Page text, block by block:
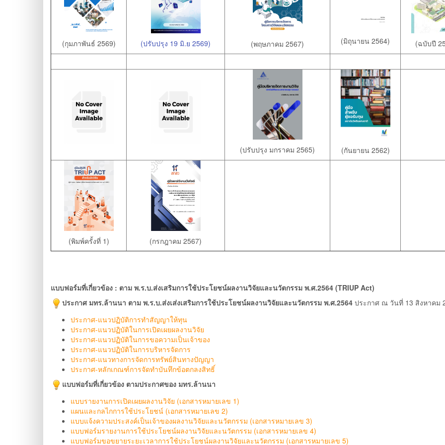
(กุมภาพันธ์ 2569) (ปรับปรุง 19 มิ.ย 2569) (พฤษภาคม 2567) (มิถุนายน 2564) (ฉบับปี
(ปรับปรุง มกราคม 2565) (กันยายน 2562)
(พิมพ์ครั้งที่ 1) (กรกฎาคม 2567)
แบบฟอร์มที่เกี่ยวข้อง : ตาม พ.ร.บ.ส่งเสริมการใช้ประโยชน์ผลงานวิจัยและนวัตกรรม พ.ศ.2564 (TRIUP Act)
ประกาศ มทร.ล้านนา ตาม พ.ร.บ.ส่งเส่งเสริมการใช้ประโยชน์ผลงานวิจัยและนวัตกรรม พ.ศ.2564 ประกาศ ณ วันที่ 13 สิงหาคม
ประกาศ-แนวปฏิบัติการทำสัญญาให้ทุน
ประกาศ-แนวปฏิบัติในการเปิดเผยผลงานวิจัย
ประกาศ-แนวปฏิบัติในการขอความเป็นเจ้าของ
ประกาศ-แนวปฏิบัติในการบริหารจัดการ
ประกาศ-แนวทางการจัดการทรัพย์สินทางปัญญา
ประกาศ-หลักเกณฑ์การจัดทำบันทึกข้อตกลงสิทธิ์
แบบฟอร์มที่เกี่ยวข้อง ตามประกาศของ มทร.ล้านนา
แบบรายงานการเปิดเผยผลงานวิจัย (เอกสารหมายเลข 1)
แผนและกลไกการใช้ประโยชน์ (เอกสารหมายเลข 2)
แบบแจ้งความประสงค์เป็นเจ้าของผลงานวิจัยและนวัตกรรม (เอกสารหมายเลข 3)
แบบฟอร์มรายงานการใช้ประโยชน์ผลงานวิจัยและนวัตกรรม (เอกสารหมายเลข 4)
แบบฟอร์มขอขยายระยะเวลาการใช้ประโยชน์ผลงานวิจัยและนวัตกรรม (เอกสารหมายเลข 5)